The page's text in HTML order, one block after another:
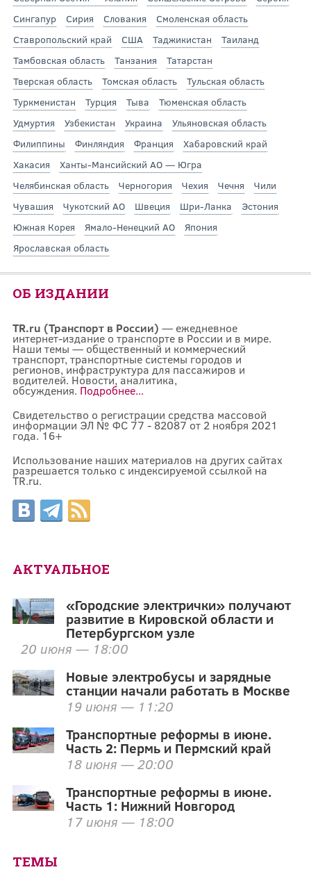
Сингапур
Сирия Словакия
Смоленская область
Ставропольский край
США Таджикистан
Таиланд
Тамбовская область
Танзания
Татарстан
Тверская область
Томская область
Тульская область
Туркменистан
Турция Тыва
Тюменская область
Удмуртия
Узбекистан Украина
Ульяновская область
Филиппины
Финляндия Франция
Хабаровский край
Хакасия
Ханты-Мансийский АО — Югра
Челябинская область
Черногория Чехия Чечня
Чили
Чувашия
Чукотский АО Швеция Шри-Ланка
Эстония
Южная Корея
Ямало-Ненецкий АО
Япония
Ярославская область
ОБ ИЗДАНИИ
TR.ru (Транспорт в России) — ежедневное
интернет-издание о транспорте в России и в мире.
Наши темы — общественный и коммерческий
транспорт, транспортные системы городов и
регионов, инфраструктура для пассажиров и
водителей. Новости, аналитика,
обсуждения. Подробнее...
Свидетельство о регистрации средства массовой
информации ЭЛ № ФС 77 - 82087 от 2 ноября 2021
года. 16+
Использование наших материалов на других сайтах
разрешается только с индексируемой ссылкой на
TR.ru.
АКТУАЛЬНОЕ
«Городские электрички» получают
развитие в Кировской области и
Петербургском узле
20 июня — 18:00
Новые электробусы и зарядные
станции начали работать в Москве
19 июня — 11:20
Транспортные реформы в июне.
Часть 2: Пермь и Пермский край
18 июня — 20:00
Транспортные реформы в июне.
Часть 1: Нижний Новгород
17 июня — 18:00
ТЕМЫ